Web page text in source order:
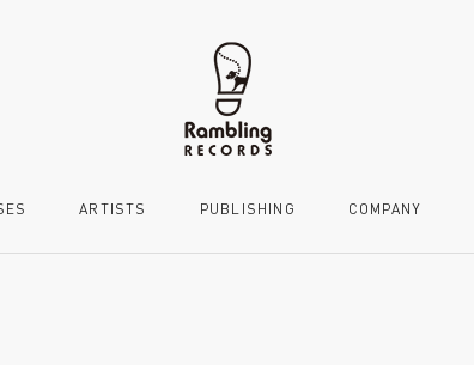
ARTISTS PUBLISHING COMPANY